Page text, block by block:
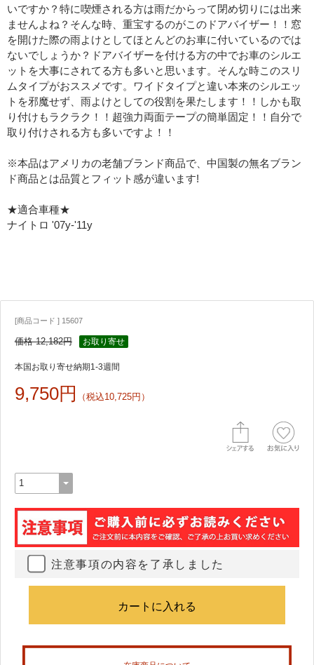
いですか？特に喫煙される方は雨だからって閉め切りには出来
ませんよね？そんな時、重宝するのがこのドアバイザー！！窓
を開けた際の雨よけとしてほとんどのお車に付いているのでは
ないでしょうか？ドアバイザーを付ける方の中でお車のシルエ
ットを大事にされてる方も多いと思います。そんな時このスリ
ムタイプがおススメです。ワイドタイプと違い本来のシルエッ
トを邪魔せず、雨よけとしての役割を果たします！！しかも取
り付けもラクラク！！超強力両面テープの簡単固定！！自分で
取り付けされる方も多いですよ！！
※本品はアメリカの老舗ブランド商品で、中国製の無名ブラン
ド商品とは品質とフィット感が違います!
★適合車種★
ナイトロ '07y-'11y
[商品コード ] 15607
価格 12,182円 お取り寄せ
本国お取り寄せ納期1-3週間
9,750円 （税込10,725円）
注意事項の内容を了承しました